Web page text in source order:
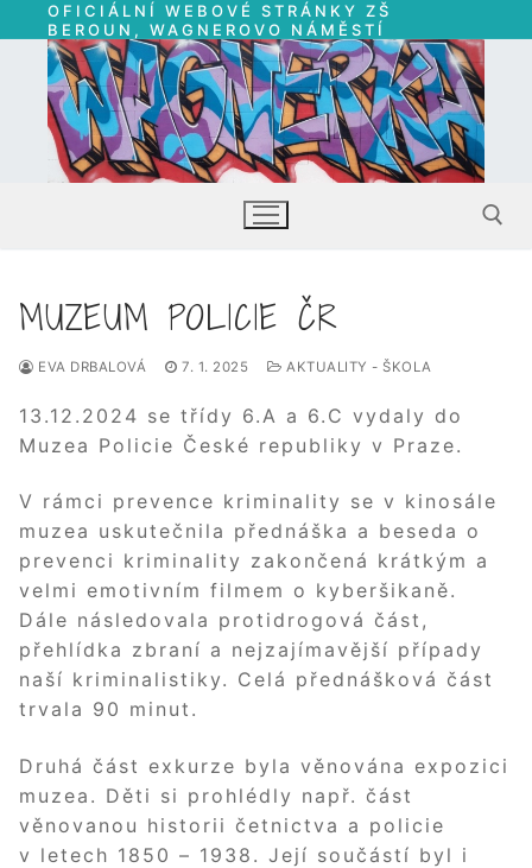
Přeskočit
na
obsah
OFICIÁLNÍ WEBOVÉ STRÁNKY ZŠ
BEROUN, WAGNEROVO NÁMĚSTÍ
Hledat:
MUZEUM POLICIE ČR
EVA DRBALOVÁ 7. 1. 2025 AKTUALITY - ŠKOLA
13.12.2024 se třídy 6.A a 6.C vydaly do
Muzea Policie České republiky v Praze.
V rámci prevence kriminality se v kinosále
muzea uskutečnila přednáška a beseda o
prevenci kriminality zakončená krátkým a
velmi emotivním filmem o kyberšikaně.
Dále následovala protidrogová část,
přehlídka zbraní a nejzajímavější případy
naší kriminalistiky. Celá přednášková část
trvala 90 minut.
Druhá část exkurze byla věnována expozici
muzea. Děti si prohlédly např. část
věnovanou historii četnictva a policie
v letech 1850 – 1938. Její součástí byl i